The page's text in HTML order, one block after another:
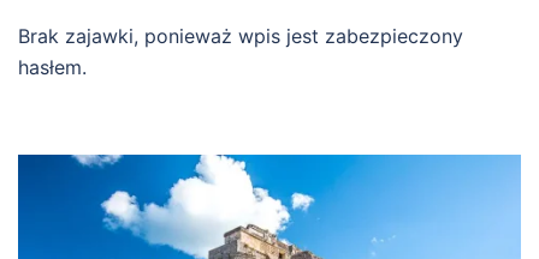
Brak zajawki, ponieważ wpis jest zabezpieczony
hasłem.